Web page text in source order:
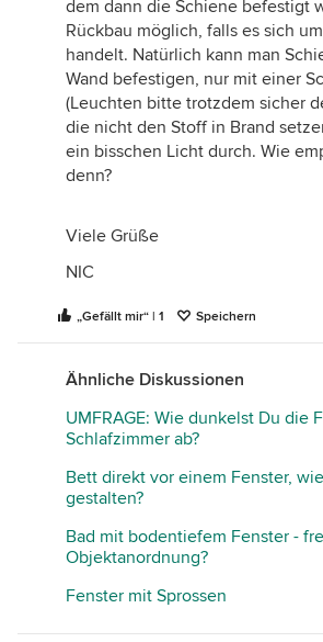
dem dann die Schiene befestigt
Rückbau möglich, falls es sich
handelt. Natürlich kann man
Wand befestigen, nur mit einer
(Leuchten bitte trotzdem sicher
die nicht den Stoff in Brand
ein bisschen Licht durch. Wie
denn?
Viele Grüße
NIC
„Gefällt mir“ | 1 Speichern
Ähnliche Diskussionen
UMFRAGE: Wie dunkelst Du die
Schlafzimmer ab?
Bett direkt vor einem Fenster,
gestalten?
Bad mit bodentiefem Fenster -
Objektanordnung?
Fenster mit Sprossen